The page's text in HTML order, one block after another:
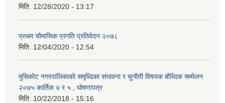
मिति: 12/28/2020 - 13:17
प्रथम चाैमासिक प्रगति प्रतिवेदन २०७८
मिति: 12/04/2020 - 12:54
मुसिकाेट नगरपालिकाकाे समृध्दिका संभावना र चुनाैती विषयक बाैध्दिक सम्मेलन
२०७५ कार्तिक ४ र ५ , घाेषणापत्र
मिति: 10/22/2018 - 15:16